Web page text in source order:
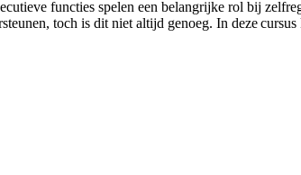
functies spelen een belangrijke rol bij
toch is dit niet altijd genoeg. In deze